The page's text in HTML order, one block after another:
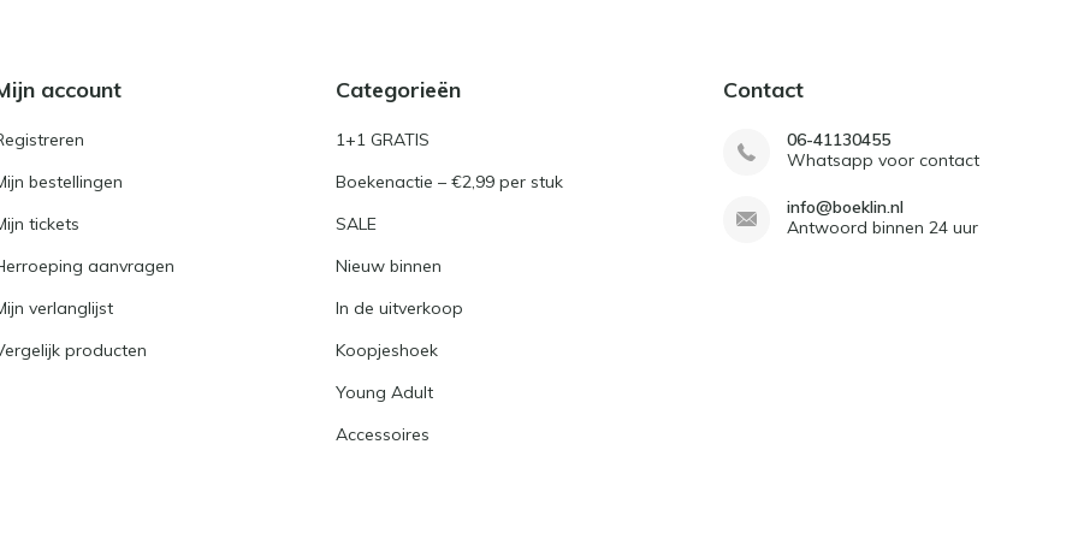
account
bestellingen
tickets
aanvragen
verlanglijst
producten
Categorieën
1+1 GRATIS
Boekenactie – €2,99 per stuk
SALE
Nieuw binnen
In de uitverkoop
Koopjeshoek
Young Adult
Accessoires
Contact
06-41130455
Whatsapp voor contact
info@boeklin.nl
Antwoord binnen 24 uur